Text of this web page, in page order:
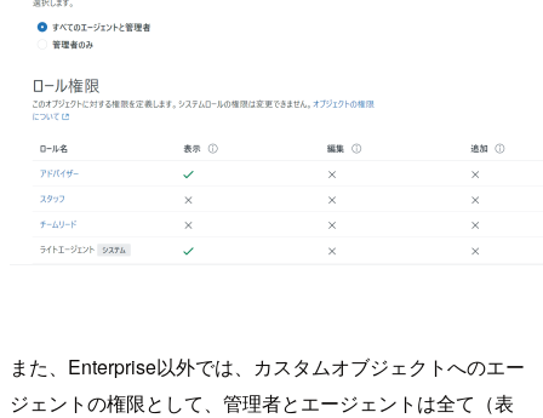
また、Enterprise以外では、カスタムオブジェクトへのエー
ジェントの権限として、管理者とエージェントは全て（表